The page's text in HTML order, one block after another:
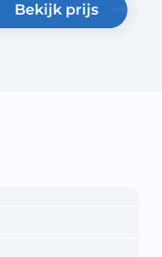
bekijk prijs